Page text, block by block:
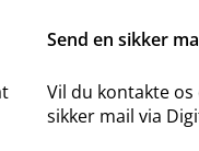
Send en sikker
Vil du kontakte
sikker mail via